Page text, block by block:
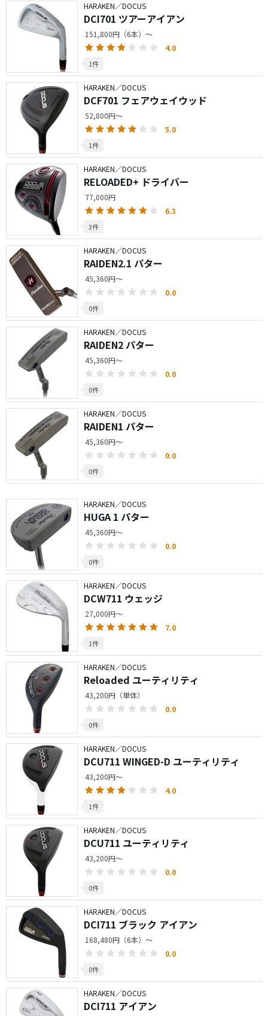
HARAKEN／DOCUS
DCI701 ツアーアイアン
151,800円（6本）～
4.0
1件
HARAKEN／DOCUS
DCF701 フェアウェイウッド
52,800円～
5.0
1件
HARAKEN／DOCUS
RELOADED+ ドライバー
77,000円
6.3
3件
HARAKEN／DOCUS
RAIDEN2.1 パター
45,360円～
0.0
0件
HARAKEN／DOCUS
RAIDEN2 パター
45,360円～
0.0
0件
HARAKEN／DOCUS
RAIDEN1 パター
45,360円～
0.0
0件
HARAKEN／DOCUS
HUGA 1 パター
45,360円～
0.0
0件
HARAKEN／DOCUS
DCW711 ウェッジ
27,000円～
7.0
1件
HARAKEN／DOCUS
Reloaded ユーティリティ
43,200円（単体）
0.0
0件
HARAKEN／DOCUS
DCU711 WINGED-D ユーティリティ
43,200円～
4.0
1件
HARAKEN／DOCUS
DCU711 ユーティリティ
43,200円～
0.0
0件
HARAKEN／DOCUS
DCI711 ブラック アイアン
168,480円（6本）～
0.0
0件
HARAKEN／DOCUS
DCI711 アイアン